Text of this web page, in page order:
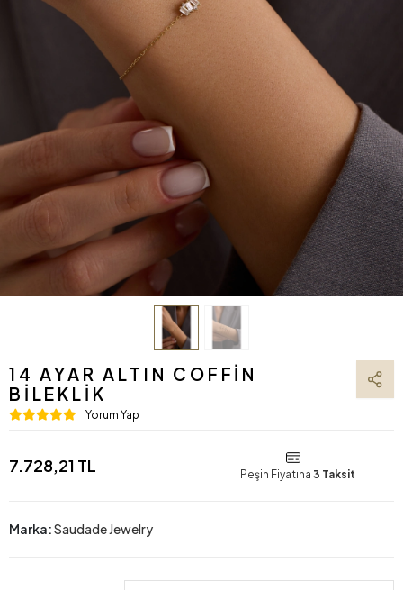
14 AYAR ALTIN COFFIN
BILEKLIK
Yorum Yap
7.728,21 TL Peşin Fiyatına 3 Taksit
Marka:Saudade Jewelry